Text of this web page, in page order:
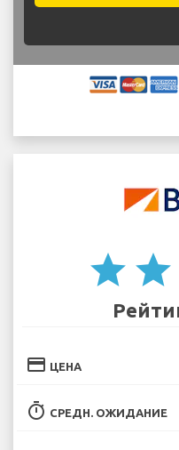
star star
credit_card ЦЕНА
timer СРЕДН. ОЖИДАНИЕ